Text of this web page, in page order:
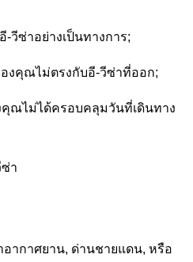
วีซ่าอย่างเป็นทางการ;
งคุณไม่ตรงกับอี-วีซ่าที่ออก;
ณไม่ได้ครอบคลุมวันที่เดินทาง
า
อากาศยาน, ด่านชายแดน, หรือ